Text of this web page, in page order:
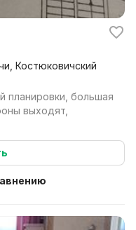
Костюковичский
планировки, большая
выходят,